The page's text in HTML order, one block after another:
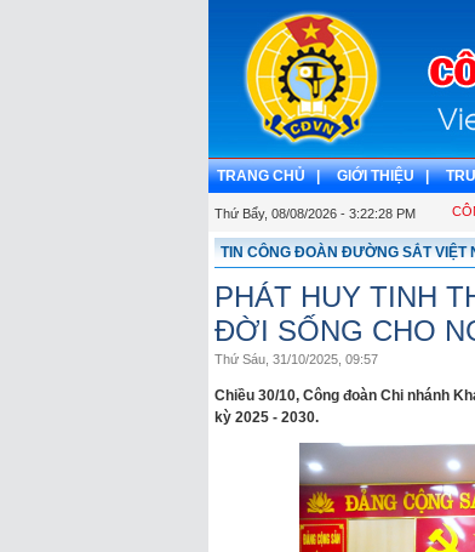
TRANG CHỦ | GIỚI THIỆU |
Thứ Bẩy, 08/08/2026 - 3:22:29 PM
TIN CÔNG ĐOÀN ĐƯỜNG SẮT VIỆT
PHÁT HUY TINH
ĐỜI SỐNG CHO
Thứ Sáu, 31/10/2025, 09:57
Chiều 30/10, Công đoàn Chi nhánh
kỳ 2025 - 2030.